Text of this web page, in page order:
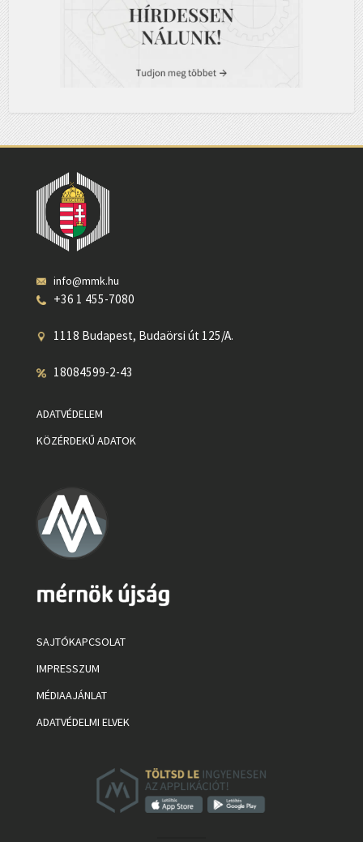
info@mmk.hu
+36 1 455-7080
1118 Budapest, Budaörsi út 125/A.
18084599-2-43
ADATVÉDELEM
KÖZÉRDEKŰ ADATOK
SAJTÓKAPCSOLAT
IMPRESSZUM
MÉDIAAJÁNLAT
ADATVÉDELMI ELVEK